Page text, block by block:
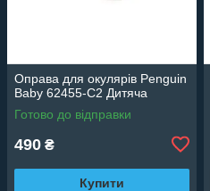
Оправа для окулярів Penguin
Baby 62455-C2 Дитяча
Готово до відправки
490 ₴
Купити